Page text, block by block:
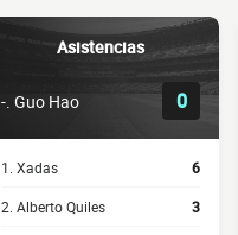
Asistencias
-. Guo Hao 0
1. Xadas 6
2. Alberto Quiles 3